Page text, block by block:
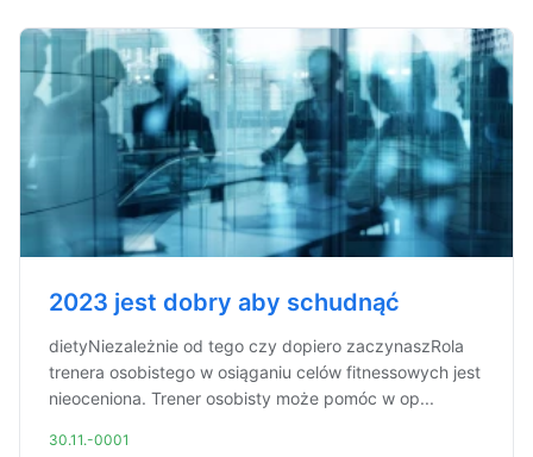
2023 jest dobry aby schudnąć
dietyNiezależnie od tego czy dopiero zaczynaszRola
trenera osobistego w osiąganiu celów fitnessowych jest
nieoceniona. Trener osobisty może pomóc w op...
30.11.-0001